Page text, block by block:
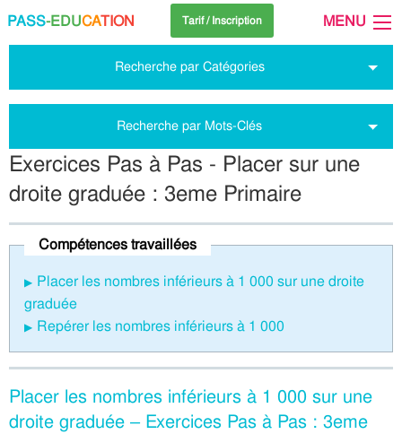
PASS-EDUCATION Tarif / Inscription MENU
Recherche par Catégories
Recherche par Mots-Clés
Exercices Pas à Pas - Placer sur une
droite graduée : 3eme Primaire
Compétences travaillées
Placer les nombres inférieurs à 1 000 sur une droite
graduée
Repérer les nombres inférieurs à 1 000
Placer les nombres inférieurs à 1 000 sur une
droite graduée – Exercices Pas à Pas : 3eme